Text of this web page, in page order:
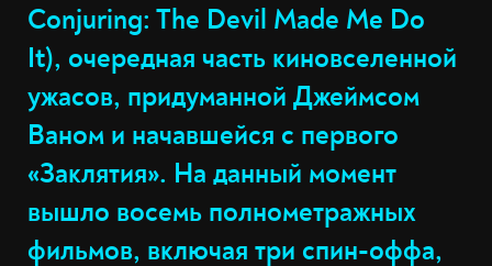
Conjuring: The Devil Made Me Do
It), очередная часть киновселенной
ужасов, придуманной Джеймсом
Ваном и начавшейся с первого
«Заклятия». На данный момент
вышло восемь полнометражных
фильмов, включая три спин-оффа,